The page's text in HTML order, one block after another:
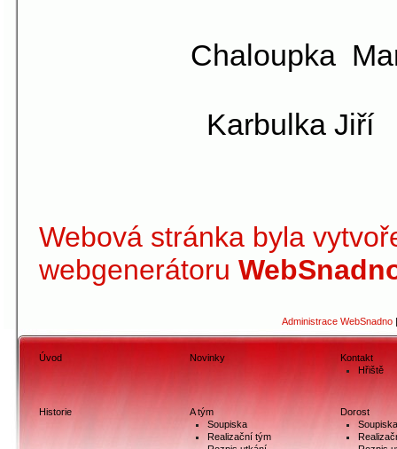
Chaloupka
Karbulka Jiří
Webová stránka byla
webgenerátoru
Administrace WebSnadno
Úvod Novinky
Kontakt
Hřiště
Historie
A tým
Soupiska
Realizační tým
Dorost
Soupiska